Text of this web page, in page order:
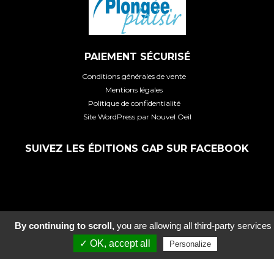
PAIEMENT SÉCURISÉ
Conditions générales de vente
Mentions légales
Politique de confidentialité
Site WordPress par Nouvel Oeil
SUIVEZ LES ÉDITIONS GAP SUR FACEBOOK
Participez au JEU CONCOURS VIA FERRATA FRANÇAISES 6e
édition 2025 et tentez de gagner du matériel spécialisé !
Voir le jeu concours
By continuing to scroll, you are allowing all third-party services
✓ OK, accept all
Personalize